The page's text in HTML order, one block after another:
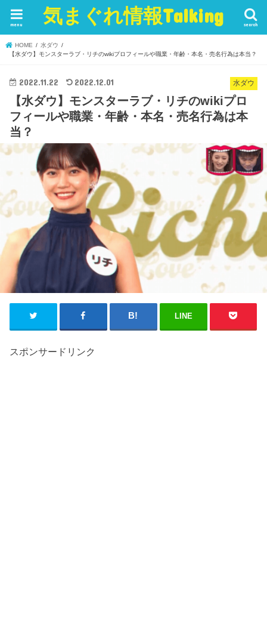
気まぐれ情報Talking search
menu
HOME
水ダウ
【水ダウ】モンスターラブ・リチのwikiプロフィールや職業・年齢・本名・売名行為は本当？
水ダウ
2022.11.22 2022.12.01
【水ダウ】モンスターラブ・リチのwikiプロ
フィールや職業・年齢・本名・売名行為は本
当？
LINE
スポンサードリンク